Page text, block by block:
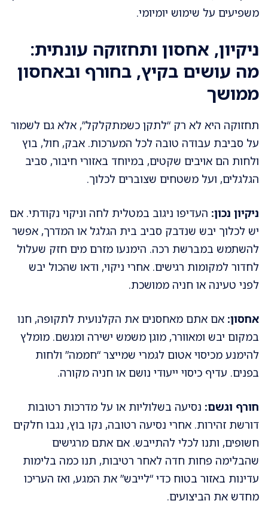
משפיעים על שימוש יומיומי.
ניקיון, אחסון ותחזוקה עונתית:
מה עושים בקיץ, בחורף ובאחסון
ממושך
תחזוקה היא לא רק “לתקן כשמתקלקל”, אלא גם לשמור
על סביבת עבודה טובה לכל המערכות. אבק, חול, בוץ
ולחות הם אויבים שקטים, במיוחד באזורי חיבור, סביב
הגלגלים, ועל משטחים שצוברים לכלוך.
ניקיון נכון: העדיפו ניגוב במטלית לחה וניקוי נקודתי. אם
יש לכלוך יבש שנדבק סביב בית הגלגל או המדרך, אפשר
להשתמש במברשת רכה. הימנעו מזרם מים חזק שעלול
לחדור למקומות רגישים. אחרי ניקוי, ודאו שהכול יבש
לפני טעינה או חניה ממושכת.
אחסון: אם אתם מאחסנים את הקלנועית לתקופה, חנו
במקום יבש ומאוורר, מוגן משמש ישירה ומגשם. מומלץ
להימנע מכיסוי אטום לגמרי שמייצר “חממה” ולחות
בפנים. עדיף כיסוי ייעודי נושם או חניה מקורה.
חורף וגשם: נסיעה בשלוליות או על מדרכות רטובות
דורשת זהירות. אחרי נסיעה רטובה, נקו בוץ, נגבו חלקים
חשופים, ותנו לכלי להתייבש. אם אתם מרגישים
שהבלימה פחות חדה לאחר רטיבות, תנו כמה בלימות
עדינות באזור בטוח כדי “לייבש” את המגע, ואז העריכו
מחדש את הביצועים.